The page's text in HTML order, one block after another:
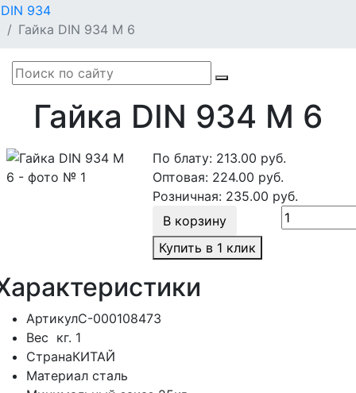
DIN 934
Гайка DIN 934 М 6
Гайка DIN 934 М 6
АртикулС-000108473
Вес кг. 1
СтранаКИТАЙ
Материал сталь
По блату: 213.00 руб.
Оптовая: 224.00 руб.
Розничная: 235.00 руб.
В корзину
Купить в 1 клик